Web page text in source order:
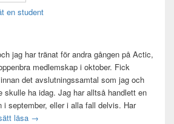
en student
jag har tränat för andra gången på Actic,
medlemskap i oktober. Fick
det avslutningssamtal som jag och
skulle ha idag. Jag har alltså handlett en
i september, eller i alla fall delvis. Har
läsa Att vara handledare åt en student
→